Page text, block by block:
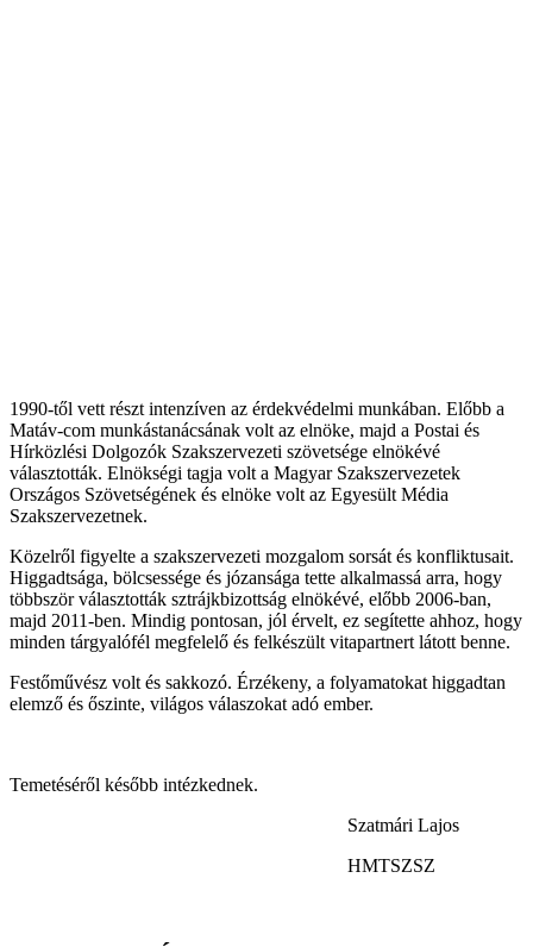
1990-től vett részt intenzíven az érdekvédelmi munkában. Előbb a
Matáv-com munkástanácsának volt az elnöke, majd a Postai és
Hírközlési Dolgozók Szakszervezeti szövetsége elnökévé
választották. Elnökségi tagja volt a Magyar Szakszervezetek
Országos Szövetségének és elnöke volt az Egyesült Média
Szakszervezetnek.
Közelről figyelte a szakszervezeti mozgalom sorsát és konfliktusait.
Higgadtsága, bölcsessége és józansága tette alkalmassá arra, hogy
többször választották sztrájkbizottság elnökévé, előbb 2006-ban,
majd 2011-ben. Mindig pontosan, jól érvelt, ez segítette ahhoz, hogy
minden tárgyalófél megfelelő és felkészült vitapartnert látott benne.
Festőművész volt és sakkozó. Érzékeny, a folyamatokat higgadtan
elemző és őszinte, világos válaszokat adó ember.
Temetéséről később intézkednek.
Szatmári Lajos
HMTSZSZ